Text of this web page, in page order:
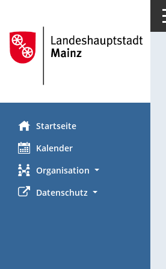
Startseite
Kalender
Organisation
Datenschutz